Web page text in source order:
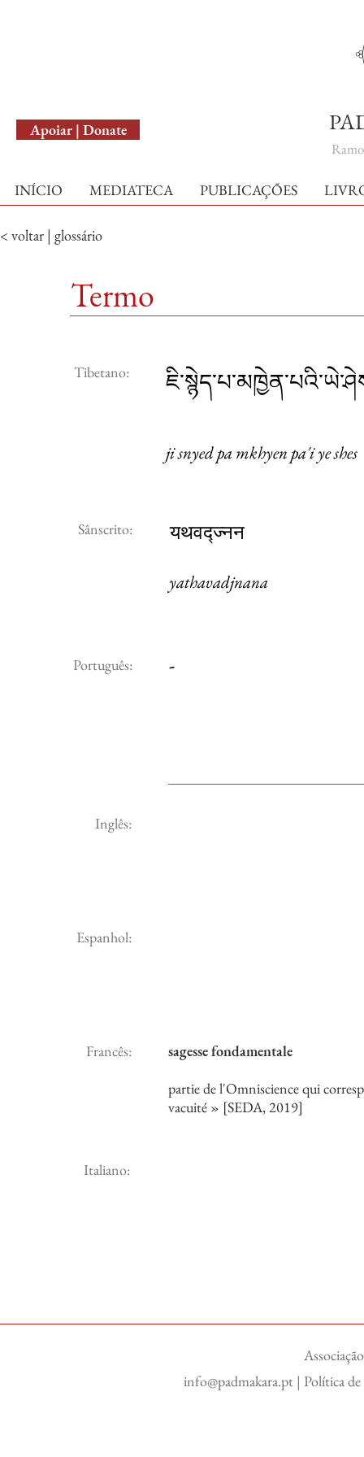
Apoiar | Donate
INÍCIO MEDIATECA PUBLICAÇÕES
< voltar | glossário
Termo
Tibetano:
ji snyed pa mkhyen pa'i ye shes
Sânscrito: यथवद्ज्नन
yathavadjnana
Português: -
Inglês:
Espanhol:
Francês:
sagesse fondamentale
partie de l'Omniscience qui
vacuité » [SEDA, 2019]
Italiano:
info@padmakara.pt | Política